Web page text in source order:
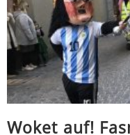
Woket auf!